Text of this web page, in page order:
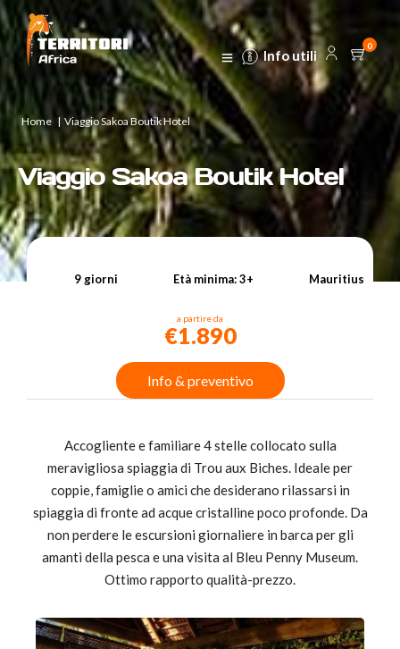
Info utili
0
Home | Viaggio Sakoa Boutik Hotel
Viaggio Sakoa Boutik Hotel
9 giorni Età minima: 3+ Mauritius
a partire da
€1.890
Info & preventivo
Accogliente e familiare 4 stelle collocato sulla
meravigliosa spiaggia di Trou aux Biches. Ideale per
coppie, famiglie o amici che desiderano rilassarsi in
spiaggia di fronte ad acque cristalline poco profonde. Da
non perdere le escursioni giornaliere in barca per gli
amanti della pesca e una visita al Bleu Penny Museum.
Ottimo rapporto qualità-prezzo.